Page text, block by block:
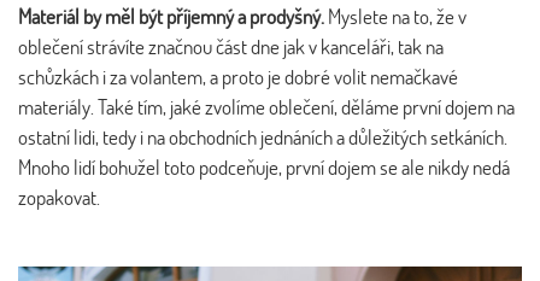
Materiál by měl být příjemný a prodyšný.Myslete na to, že v
oblečení strávíte značnou část dne jak v kanceláři, tak na
schůzkách i za volantem, a proto je dobré volit nemačkavé
materiály. Také tím, jaké zvolíme oblečení, děláme první dojem na
ostatní lidi, tedy i na obchodních jednáních a důležitých setkáních.
Mnoho lidí bohužel toto podceňuje, první dojem se ale nikdy nedá
zopakovat.